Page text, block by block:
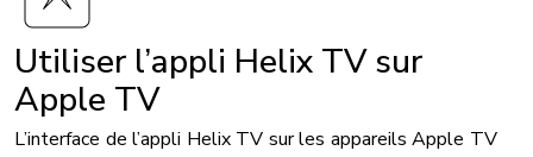
Utiliser l’appli Helix TV sur
Apple TV
L’interface de l’appli Helix TV sur les appareils Apple TV